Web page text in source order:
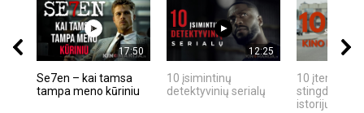
17:50
Se7en – kai tamsa
tampa meno kūriniu
12:25
10 įsimintinų
detektyvinių serialų
10 įtemptų,
stingdančių
istorijų